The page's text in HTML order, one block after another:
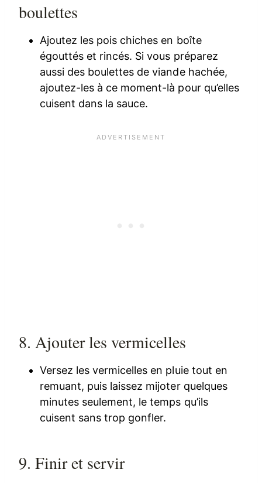
boulettes
Ajoutez les pois chiches en boîte
égouttés et rincés. Si vous préparez
aussi des boulettes de viande hachée,
ajoutez-les à ce moment-là pour qu’elles
cuisent dans la sauce.
8. Ajouter les vermicelles
Versez les vermicelles en pluie tout en
remuant, puis laissez mijoter quelques
minutes seulement, le temps qu’ils
cuisent sans trop gonfler.
9. Finir et servir